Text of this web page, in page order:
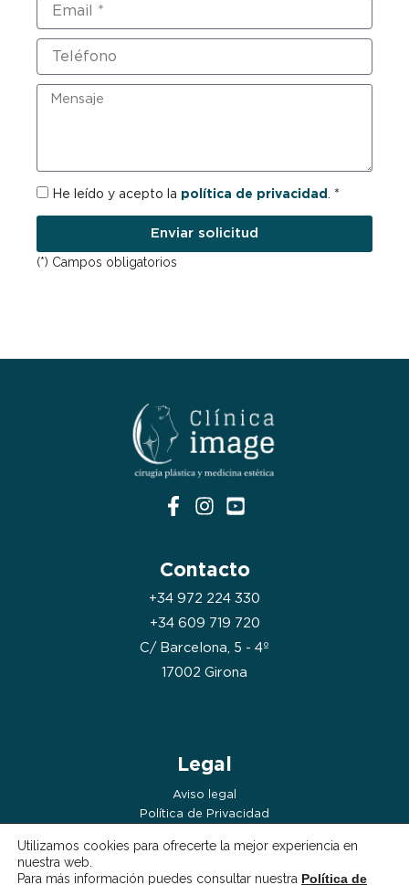
Teléfono
Mensaje
RGPDHe leído y acepto la política de privacidad . *
Enviar solicitud
(*) Campos obligatorios
Contacto
+34 972 224 330
+34 609 719 720
C/ Barcelona, 5 - 4º
17002 Girona
Legal
Aviso legal
Política de Privacidad
Utilizamos cookies para ofrecerte la mejor experiencia en
nuestra web.
Para más información puedes consultar nuestra Política de